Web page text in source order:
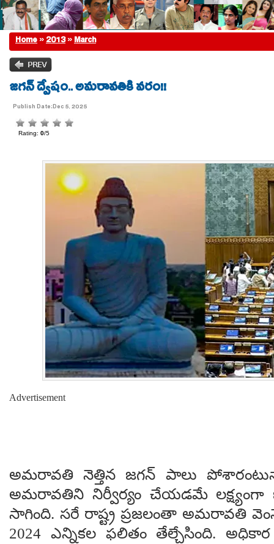
Home»2013»March
జగన్ ద్వేషం.. అమరావతికి వరం!!
Publish Date:Dec 5, 2025
Advertisement
అమరావతి నెత్తిన జగన్ పాలు
అమరావతిని నిర్వీర్యం చేయడమే లక్ష్యంగా
సాగింది. సరే రాష్ట్ర ప్రజలంతా అమరావతి
2024 ఎన్నికల ఫలితం తేల్చేసింది. అధికార